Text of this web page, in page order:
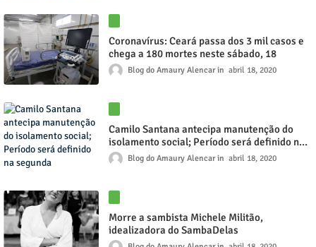
Coronavírus: Ceará passa dos 3 mil casos e
chega a 180 mortes neste sábado, 18
Blog do Amaury Alencar abril 18, 2020
Camilo Santana antecipa manutenção do
isolamento social; Período será definido na
segundaBlog do Amaury Alencar abril 18, 2020
Morre a sambista Michele Militão,
idealizadora do SambaDelas